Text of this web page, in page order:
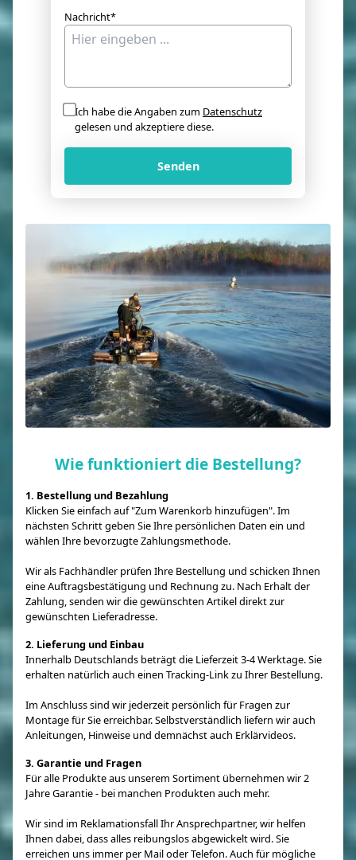
Nachricht*
Ich habe die Angaben zum Datenschutz
gelesen und akzeptiere diese.
Senden
Wie funktioniert die Bestellung?
1. Bestellung und Bezahlung
Klicken Sie einfach auf "Zum Warenkorb hinzufügen". Im
nächsten Schritt geben Sie Ihre persönlichen Daten ein und
wählen Ihre bevorzugte Zahlungsmethode.
Wir als Fachhändler prüfen Ihre Bestellung und schicken Ihnen
eine Auftragsbestätigung und Rechnung zu. Nach Erhalt der
Zahlung, senden wir die gewünschten Artikel direkt zur
gewünschten Lieferadresse.
2. Lieferung und Einbau
Innerhalb Deutschlands beträgt die Lieferzeit 3-4 Werktage. Sie
erhalten natürlich auch einen Tracking-Link zu Ihrer Bestellung.
Im Anschluss sind wir jederzeit persönlich für Fragen zur
Montage für Sie erreichbar. Selbstverständlich liefern wir auch
Anleitungen, Hinweise und demnächst auch Erklärvideos.
3. Garantie und Fragen
Für alle Produkte aus unserem Sortiment übernehmen wir 2
Jahre Garantie - bei manchen Produkten auch mehr.
Wir sind im Reklamationsfall Ihr Ansprechpartner, wir helfen
Ihnen dabei, dass alles reibungslos abgewickelt wird. Sie
erreichen uns immer per Mail oder Telefon. Auch für mögliche